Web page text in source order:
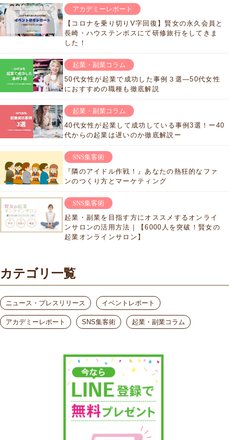
アカデミーレポート
【コロナを乗り切りV字回復】賢女の永久会員と
長崎・ハウステンボスにて研修旅行をしてきま
した！
起業・副業コラム
50代女性が起業で成功した事例３選―50代女性
におすすめの職種も徹底解説
起業・副業コラム
40代女性が起業して成功している事例3選！ー40
代からの起業は遅いのか徹底解説ー
SNS集客術
『隣のアイドル作戦！』あなたの熱狂的なファ
ンのつくり方とマーケティング
SNS集客術
起業・副業を目指す方にオススメするオンライ
ンサロンの活用方法｜【6000人を突破！賢女の
起業オンラインサロン】
カテゴリ一覧
ニュース・プレスリリース イベントレポート
アカデミーレポート SNS集客術 起業・副業コラム